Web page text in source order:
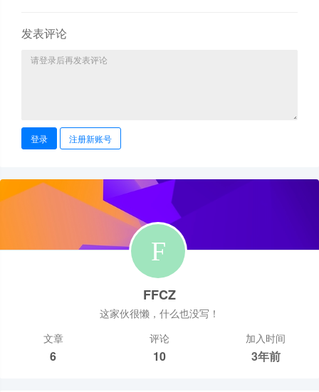
发表评论
登录 注册新账号
FFCZ
这家伙很懒，什么也没写！
文章
6
评论
10
加入时间
3年前